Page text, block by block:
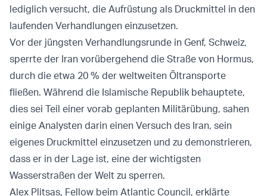
lediglich versucht, die Aufrüstung als Druckmittel in den
laufenden Verhandlungen einzusetzen.
Vor der jüngsten Verhandlungsrunde in Genf, Schweiz,
sperrte der Iran vorübergehend die Straße von Hormus,
durch die etwa 20 % der weltweiten Öltransporte
fließen. Während die Islamische Republik behauptete,
dies sei Teil einer vorab geplanten Militärübung, sahen
einige Analysten darin einen Versuch des Iran, sein
eigenes Druckmittel einzusetzen und zu demonstrieren,
dass er in der Lage ist, eine der wichtigsten
Wasserstraßen der Welt zu sperren.
Alex Plitsas, Fellow beim Atlantic Council, erklärte